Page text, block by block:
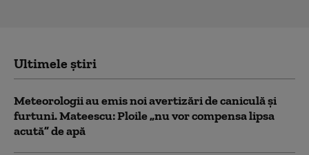
Ultimele știri
Meteorologii au emis noi avertizări de caniculă și
furtuni. Mateescu: Ploile „nu vor compensa lipsa
acută” de apă